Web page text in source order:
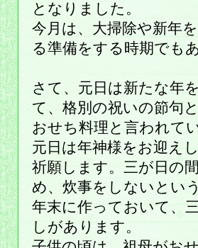
となりました。
今月は、大掃除や新年
る準備をする時期でも
さて、元日は新たな年
て、格別の祝いの節句
おせち料理と言われて
元日は年神様をお迎え
祈願します。三が日の
め、炊事をしないとい
年末に作っておいて、
しがあります。